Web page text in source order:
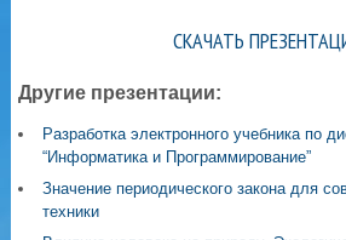
СКАЧАТЬ
Другие презентации:
Разработка электронного учебника по
“Информатика и Программирование”
Значение периодического закона для
техники